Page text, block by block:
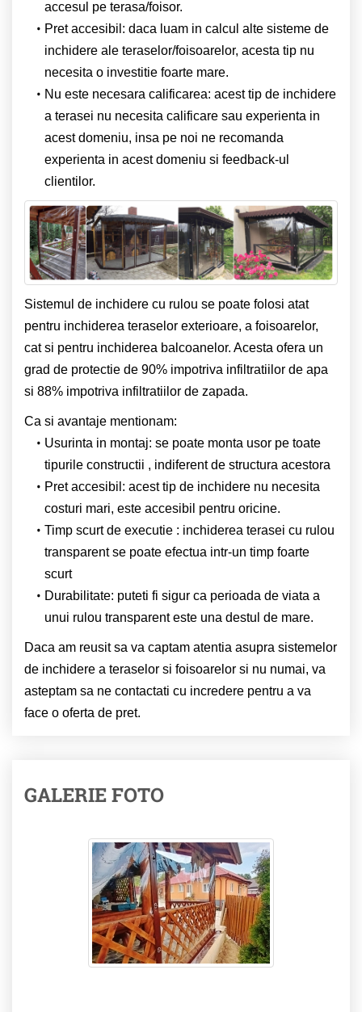
accesul pe terasa/foisor.
Pret accesibil: daca luam in calcul alte sisteme de
inchidere ale teraselor/foisoarelor, acesta tip nu
necesita o investitie foarte mare.
Nu este necesara calificarea: acest tip de inchidere
a terasei nu necesita calificare sau experienta in
acest domeniu, insa pe noi ne recomanda
experienta in acest domeniu si feedback-ul
clientilor.
Sistemul de inchidere cu rulou se poate folosi atat
pentru inchiderea teraselor exterioare, a foisoarelor,
cat si pentru inchiderea balcoanelor. Acesta ofera un
grad de protectie de 90% impotriva infiltratiilor de apa
si 88% impotriva infiltratiilor de zapada.
Ca si avantaje mentionam:
Usurinta in montaj: se poate monta usor pe toate
tipurile constructii , indiferent de structura acestora
Pret accesibil: acest tip de inchidere nu necesita
costuri mari, este accesibil pentru oricine.
Timp scurt de executie : inchiderea terasei cu rulou
transparent se poate efectua intr-un timp foarte
scurt
Durabilitate: puteti fi sigur ca perioada de viata a
unui rulou transparent este una destul de mare.
Daca am reusit sa va captam atentia asupra sistemelor
de inchidere a teraselor si foisoarelor si nu numai, va
asteptam sa ne contactati cu incredere pentru a va
face o oferta de pret.
GALERIE FOTO